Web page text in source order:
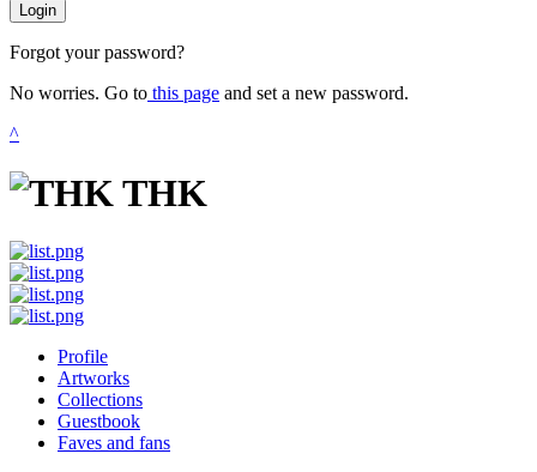
Login
Forgot your password?
No worries. Go to this page and set a new password.
^
THK
Profile
Artworks
Collections
Guestbook
Faves and fans